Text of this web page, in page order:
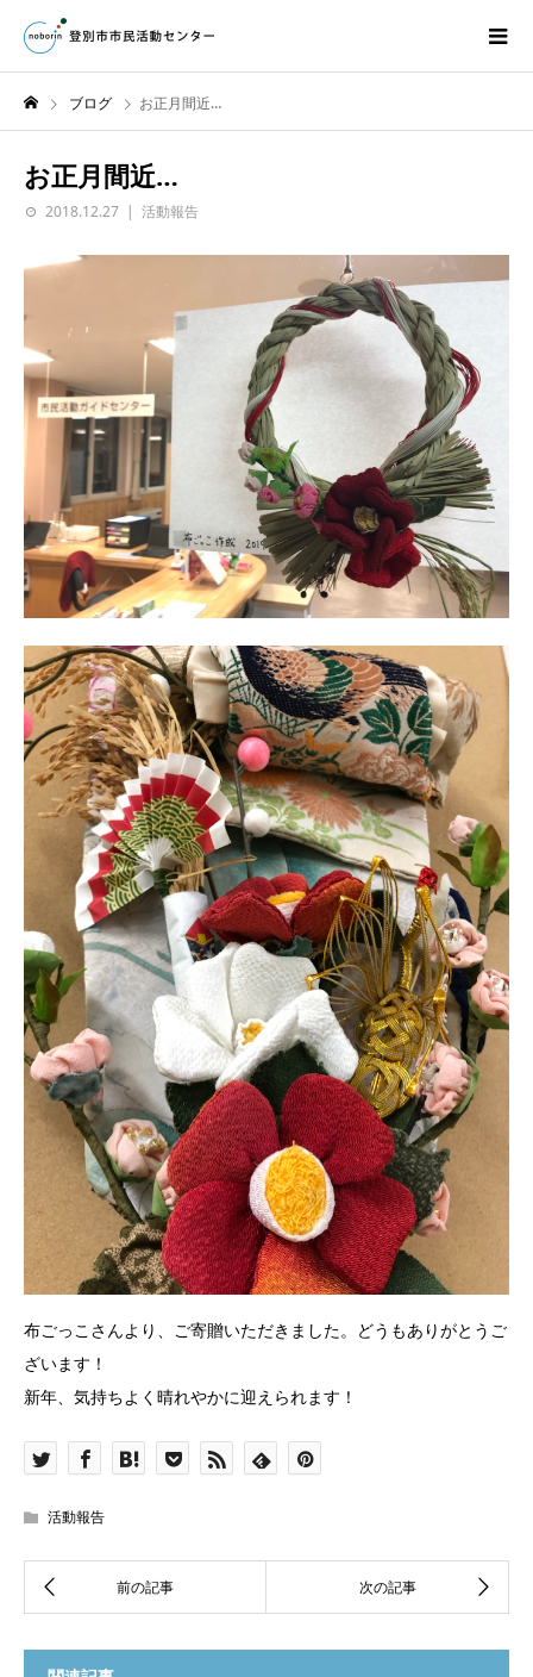
ブログ お正月間近…
お正月間近…
2018.12.27 活動報告
布ごっこさんより、ご寄贈いただきました。どうもありがとうご
ざいます！
新年、気持ちよく晴れやかに迎えられます！
活動報告